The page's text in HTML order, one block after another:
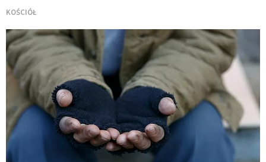
KOŚCIÓŁ